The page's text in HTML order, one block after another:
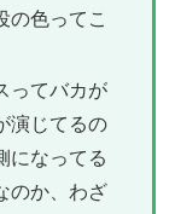
の色ってこ
ってバカが
演じてるの
になってる
のか、わざ